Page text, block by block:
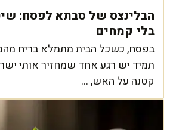
הבלינצס של סבתא לפסח:
בלי קמחים
בפסח, כשכל הבית מתמלא בריח
תמיד יש רגע אחד שמחזיר אותי
קטנה על האש, ...